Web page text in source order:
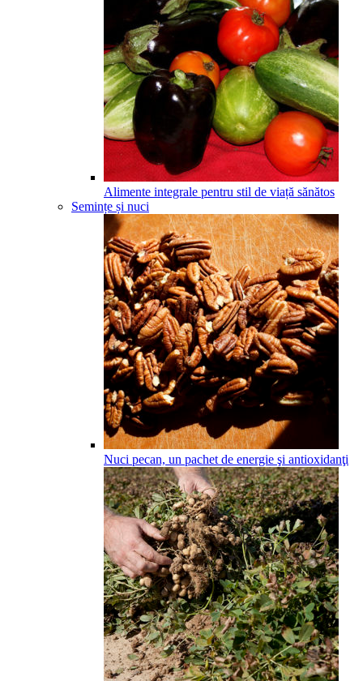
Alimente integrale pentru stil de viață sănătos
Semințe și nuci
Nuci pecan, un pachet de energie şi antioxidanţi